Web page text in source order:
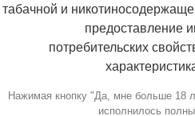
табачной и
предоставление
потребительских
Нажимая кнопку "Да, мне больше 18
исполнилось